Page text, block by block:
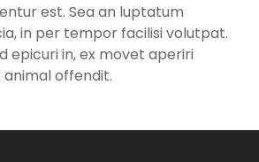
est. Sea an luptatum
in per tempor facilisi volutpat.
epicuri in, ex movet aperiri
animal offendit.